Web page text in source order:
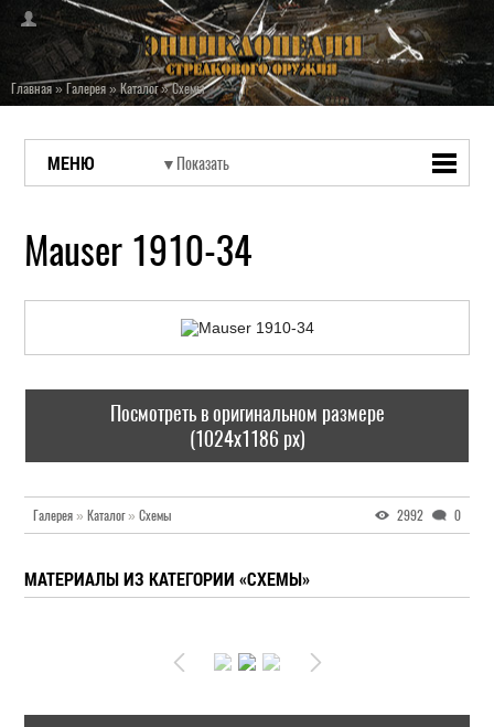
Главная»Галерея»Каталог»Схемы
МЕНЮ
Mauser 1910-34
Посмотреть в оригинальном размере
(1024x1186 px)
Галерея » Каталог» Схемы 2992 0
МАТЕРИАЛЫ ИЗ КАТЕГОРИИ «СХЕМЫ»